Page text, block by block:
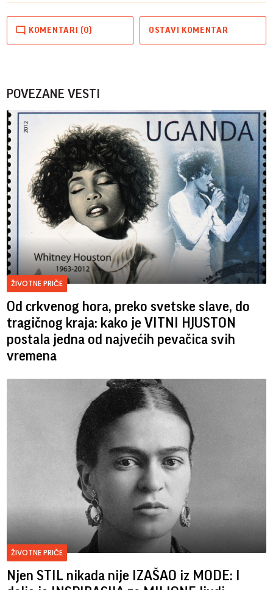
KOMENTARI (0) OSTAVI KOMENTAR
POVEZANE VESTI
ŽIVOTNE PRIČE
Od crkvenog hora, preko svetske slave, do
tragičnog kraja: kako je VITNI HJUSTON
postala jedna od najvećih pevačica svih
vremena
ŽIVOTNE PRIČE
Njen STIL nikada nije IZAŠAO iz MODE: I